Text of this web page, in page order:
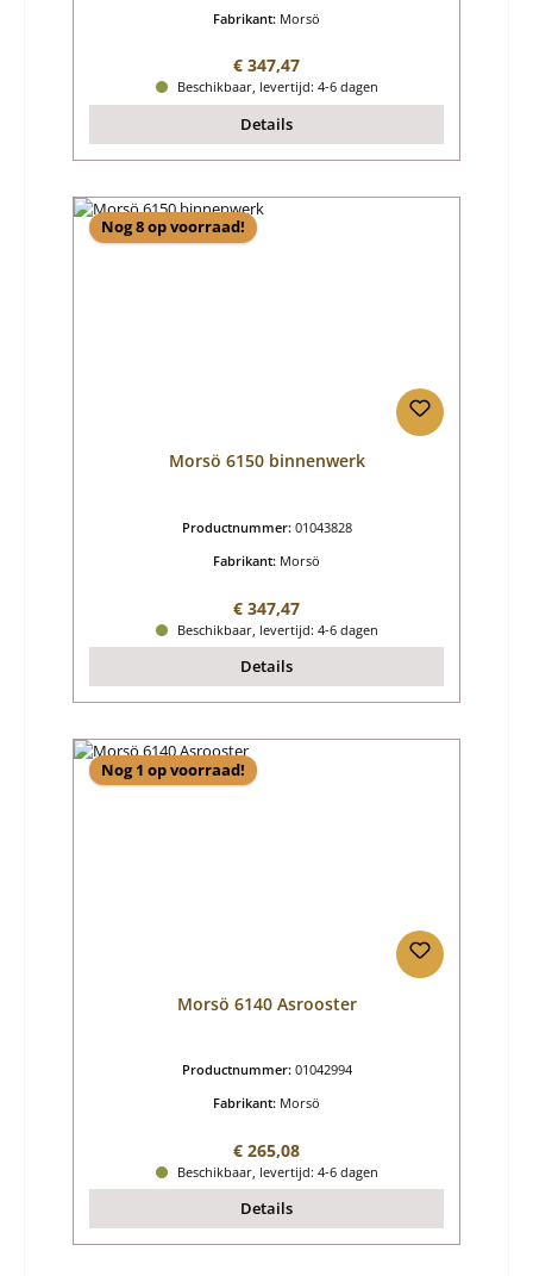
Fabrikant: Morsö
Normale prijs:
€ 347,47
Beschikbaar, levertijd: 4-6 dagen
Details
Nog 8 op voorraad!
Morsö 6150 binnenwerk
Productnummer: 01043828
Fabrikant: Morsö
Normale prijs:
€ 347,47
Beschikbaar, levertijd: 4-6 dagen
Details
Nog 1 op voorraad!
Morsö 6140 Asrooster
Productnummer: 01042994
Fabrikant: Morsö
Normale prijs:
€ 265,08
Beschikbaar, levertijd: 4-6 dagen
Details